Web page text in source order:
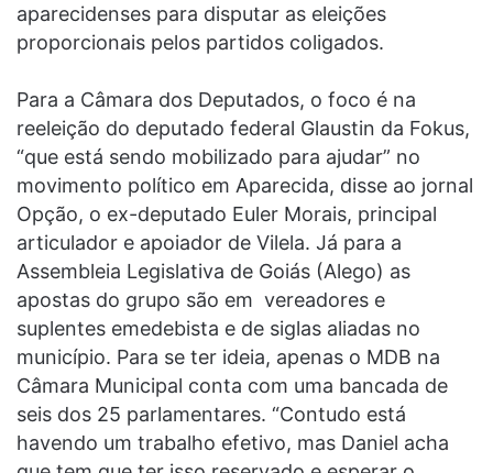
aparecidenses para disputar as eleições
proporcionais pelos partidos coligados.
Para a Câmara dos Deputados, o foco é na
reeleição do deputado federal Glaustin da Fokus,
“que está sendo mobilizado para ajudar” no
movimento político em Aparecida, disse ao jornal
Opção, o ex-deputado Euler Morais, principal
articulador e apoiador de Vilela. Já para a
Assembleia Legislativa de Goiás (Alego) as
apostas do grupo são em vereadores e
suplentes emedebista e de siglas aliadas no
município. Para se ter ideia, apenas o MDB na
Câmara Municipal conta com uma bancada de
seis dos 25 parlamentares. “Contudo está
havendo um trabalho efetivo, mas Daniel acha